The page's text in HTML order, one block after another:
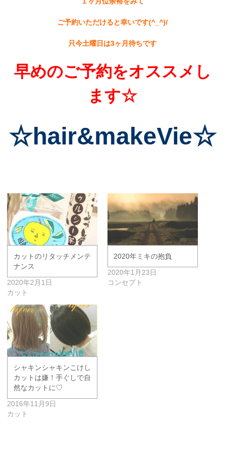
ご予約いただけると幸いです(^_^)/
只今土曜日は3ヶ月待ちです
早めのご予約をオススメし
ます☆
☆hair&makeVie☆
カットのリタッチメンテ
ナンス
2020年2月1日
カット
2020年ミキの抱負
2020年1月23日
コンセプト
シャキンシャキンこけし
カットは嫌！手ぐしで自
然なカットに♡
2016年11月9日
カット